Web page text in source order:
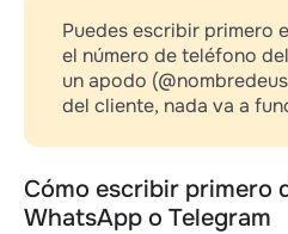
Puedes escribir primero
el número de teléfono
un apodo
del cliente, nada va a
Cómo escribir primero
WhatsApp o Telegram